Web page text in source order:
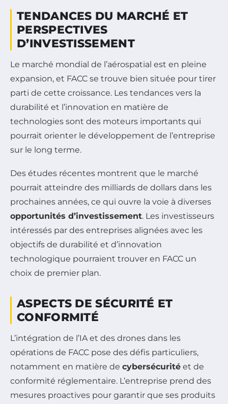
TENDANCES DU MARCHÉ ET
PERSPECTIVES
D’INVESTISSEMENT
Le marché mondial de l’aérospatial est en pleine
expansion, et FACC se trouve bien située pour tirer
parti de cette croissance. Les tendances vers la
durabilité et l’innovation en matière de
technologies sont des moteurs importants qui
pourrait orienter le développement de l’entreprise
sur le long terme.
Des études récentes montrent que le marché
pourrait atteindre des milliards de dollars dans les
prochaines années, ce qui ouvre la voie à diverses
opportunités d’investissement. Les investisseurs
intéressés par des entreprises alignées avec les
objectifs de durabilité et d’innovation
technologique pourraient trouver en FACC un
choix de premier plan.
ASPECTS DE SÉCURITÉ ET
CONFORMITÉ
L’intégration de l’IA et des drones dans les
opérations de FACC pose des défis particuliers,
notamment en matière de cybersécurité et de
conformité réglementaire. L’entreprise prend des
mesures proactives pour garantir que ses produits